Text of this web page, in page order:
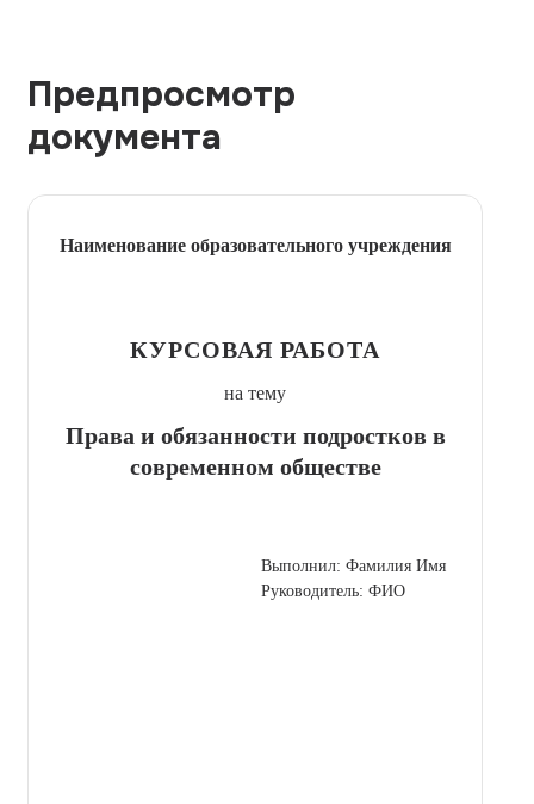
Предпросмотр
документа
Наименование образовательного учреждения
КУРСОВАЯ РАБОТА
на тему
Права и обязанности подростков в
современном обществе
Выполнил: Фамилия Имя
Руководитель: ФИО